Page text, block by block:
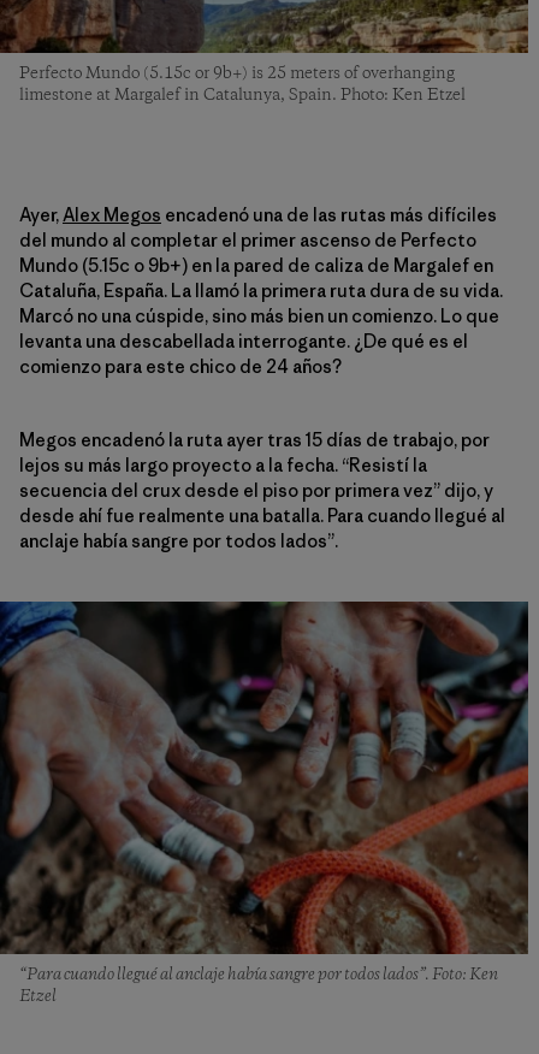
Perfecto Mundo (5.15c or 9b+) is 25 meters of overhanging
limestone at Margalef in Catalunya, Spain. Photo: Ken Etzel
Ayer,Alex Megos encadenó una de las rutas más difíciles
del mundo al completar el primer ascenso de Perfecto
Mundo (5.15c o 9b+) en la pared de caliza de Margalef en
Cataluña, España. La llamó la primera ruta dura de su vida.
Marcó no una cúspide, sino más bien un comienzo. Lo que
levanta una descabellada interrogante. ¿De qué es el
comienzo para este chico de 24 años?
Megos encadenó la ruta ayer tras 15 días de trabajo, por
lejos su más largo proyecto a la fecha. “Resistí la
secuencia del crux desde el piso por primera vez” dijo, y
desde ahí fue realmente una batalla. Para cuando llegué al
anclaje había sangre por todos lados”.
“Para cuando llegué al anclaje había sangre por todos lados”. Foto: Ken
Etzel